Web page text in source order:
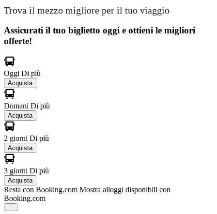
Trova il mezzo migliore per il tuo viaggio
Assicurati il ​​tuo biglietto oggi e ottieni le migliori
offerte!
Oggi Di più
Acquista
Domani Di più
Acquista
2 giorni Di più
Acquista
3 giorni Di più
Acquista
Resta con Booking.com Mostra alloggi disponibili con
Booking.com